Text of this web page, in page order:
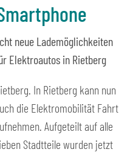
neue Lademöglichkeiten
Elektroautos in Rietberg
In Rietberg kann nun
die Elektromobilität Fahrt
Aufgeteilt auf alle
Stadtteile wurden jetzt